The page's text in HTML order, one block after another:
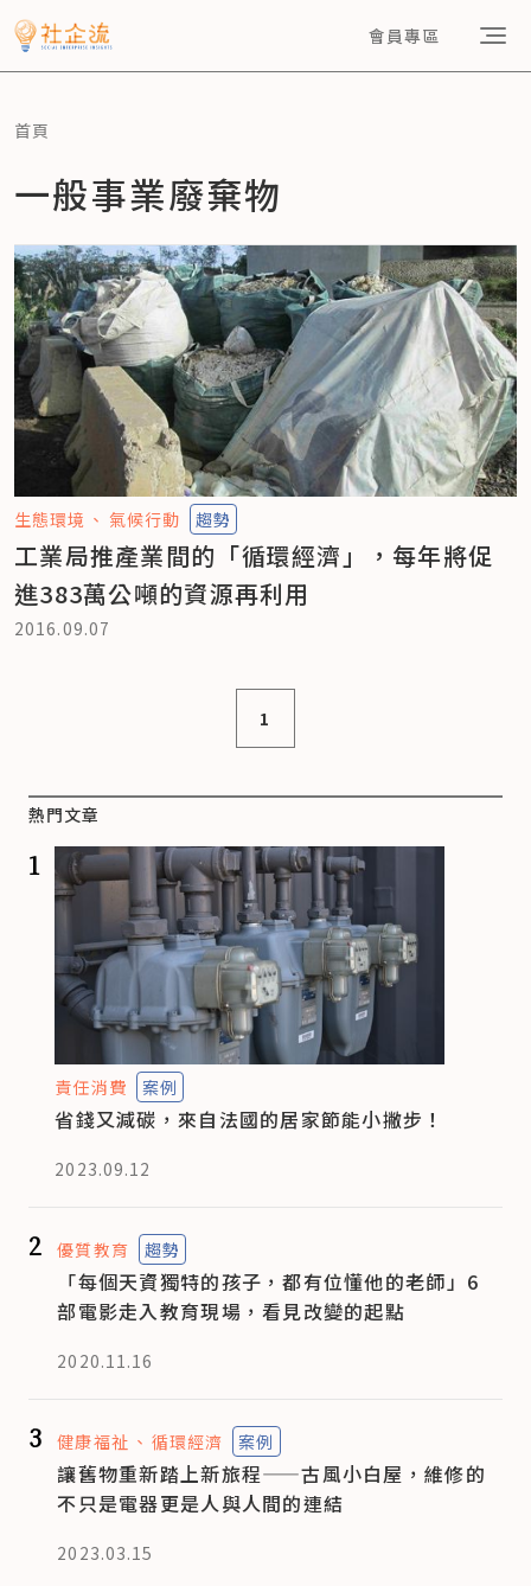
會員專區
首頁
一般事業廢棄物
生態環境 氣候行動 趨勢
工業局推產業間的「循環經濟」，每年將促
進383萬公噸的資源再利用
2016.09.07
1
熱門文章
1
責任消費 案例
省錢又減碳，來自法國的居家節能小撇步！
2023.09.12
2 優質教育 趨勢
「每個天資獨特的孩子，都有位懂他的老師」6
部電影走入教育現場，看見改變的起點
2020.11.16
3 健康福祉 循環經濟 案例
讓舊物重新踏上新旅程——古風小白屋，維修的
不只是電器更是人與人間的連結
2023.03.15